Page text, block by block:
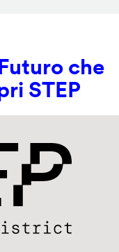
che
STEP